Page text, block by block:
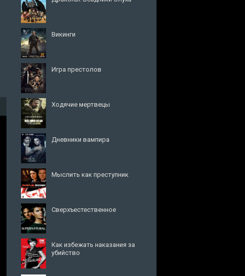
Викинги
Игра престолов
Ходячие мертвецы
Дневники вампира
Мыслить как преступник
Сверхъестественное
Как избежать наказания за
убийство